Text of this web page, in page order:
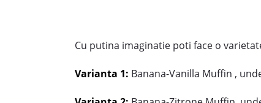
Cu putina imaginatie poti face o
Varianta 1: Banana-Vanilla Muffin ,